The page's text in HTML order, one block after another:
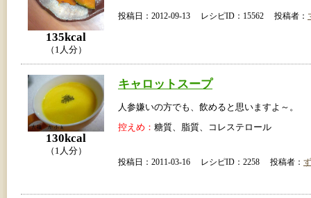
135kcal
（1人分）
投稿日：2012-09-13 レシピID：15562 投稿者：
130kcal
（1人分）
キャロットスープ
人参嫌いの方でも、飲めると思いますよ～。
控えめ： 糖質、脂質、コレステロール
投稿日：2011-03-16 レシピID：2258 投稿者：